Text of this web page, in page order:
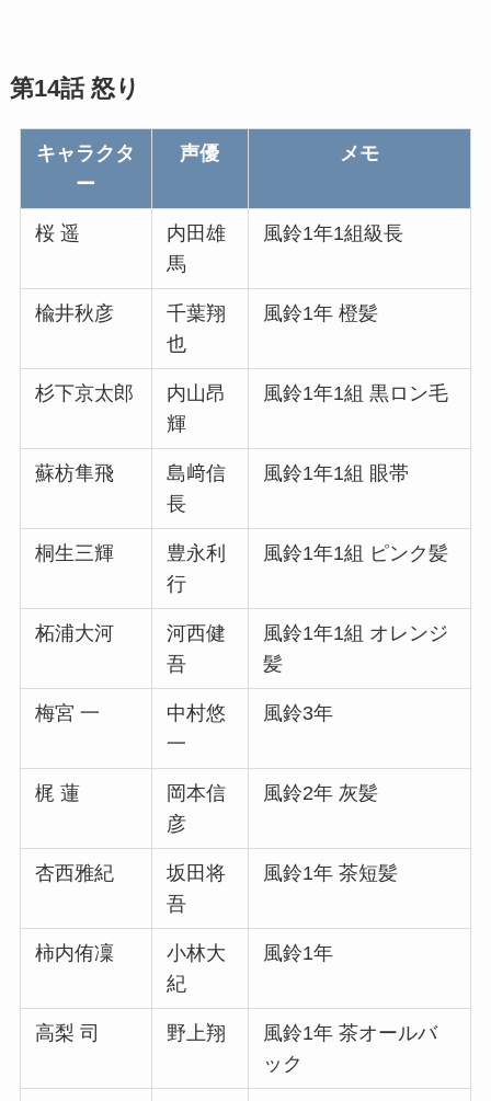
第14話 怒り
キャラクタ
ー
声優 メモ
桜 遥
内田雄
馬
風鈴1年1組級長
楡井秋彦
千葉翔
也
風鈴1年 橙髪
杉下京太郎
内山昂
輝
風鈴1年1組 黒ロン毛
蘇枋隼飛
島﨑信
長
風鈴1年1組 眼帯
桐生三輝
豊永利
行
風鈴1年1組 ピンク髪
柘浦大河
河西健
吾
風鈴1年1組 オレンジ
髪
梅宮 一
中村悠
一
風鈴3年
梶 蓮
岡本信
彦
風鈴2年 灰髪
杏西雅紀
坂田将
吾
風鈴1年 茶短髪
柿内侑凜
小林大
紀
風鈴1年
高梨 司 野上翔
風鈴1年 茶オールバ
ック